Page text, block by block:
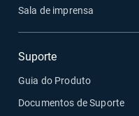
Sala de imprensa
Suporte
Guia do Produto
Documentos de Suporte